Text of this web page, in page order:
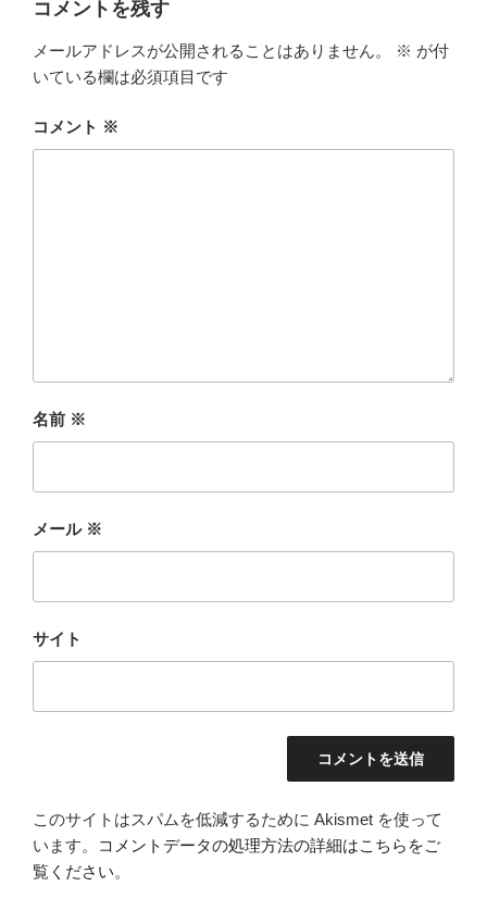
コメントを残す
メールアドレスが公開されることはありません。 ※ が付
いている欄は必須項目です
コメント ※
名前 ※
メール ※
サイト
このサイトはスパムを低減するために Akismet を使って
います。
コメントデータの処理方法の詳細はこちらをご
覧ください。